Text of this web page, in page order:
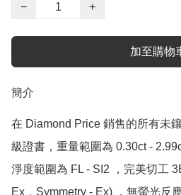
−
+
加至購物
簡介
在 Diamond Price 銷售的所有未
級證書，重量範圍為 0.30ct -
淨度範圍為 FL - SI2 ，完美切工
Ex，Symmetry - Ex) ，無螢光反